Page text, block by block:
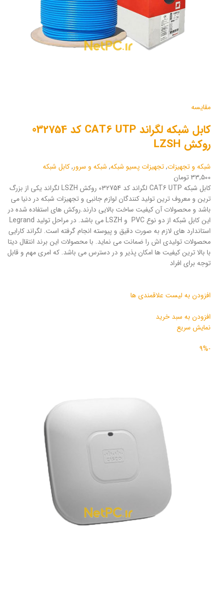
مقایسه
کابل شبکه لگراند CAT6 UTP کد 032754
روکش LZSH
شبکه و تجهیزات,تجهیزات پسیو شبکه, شبکه و سرور,کابل شبکه
۳۳,۵۰۰ تومان
کابل شبکه CAT6 UTP لگراند کد 032754 روکش LSZH لگراند یکی از بزرگ
ترین و معروف ترین تولید کنندگان لوازم جانبی و تجهیزات شبکه در دنیا می
باشد و محصولات آن کیفیت ساخت بالایی دارند.روکش های استفاده شده در
این کابل شبکه از دو نوع PVC و LSZH می باشد. در مراحل تولید Legrand
استاندارد های لازم به صورت دقیق و پیوسته انجام گرفته است. لگراند کارایی
محصولات تولیدی اش را ضمانت می نماید. با محصولات این برند انتقال دیتا
با بالا ترین کیفیت ها امکان پذیر و در دسترس می باشد. که امری مهم و قابل
توجه برای افراد
افزودن به لیست علاقمندی ها
افزودن به سبد خرید
نمایش سریع
-9%